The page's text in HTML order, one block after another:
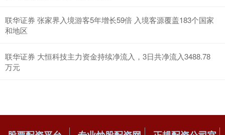
联华证券 张家界入境游客5年增长59倍 入境客源覆盖183个国家
和地区
联华证券 大恒科技主力资金持续净流入，3日共净流入3488.78
万元